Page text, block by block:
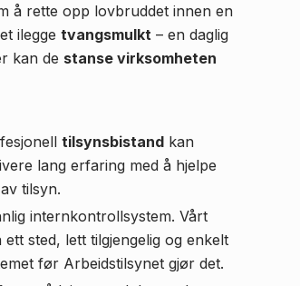
å rette opp lovbruddet innen en
ilegge tvangsmulkt – en daglig
kan de stanse virksomheten
tilsynsbistand kan
lang erfaring med å hjelpe
tilsyn.
internkontrollsystem. Vårt
sted, lett tilgjengelig og enkelt
før Arbeidstilsynet gjør det.